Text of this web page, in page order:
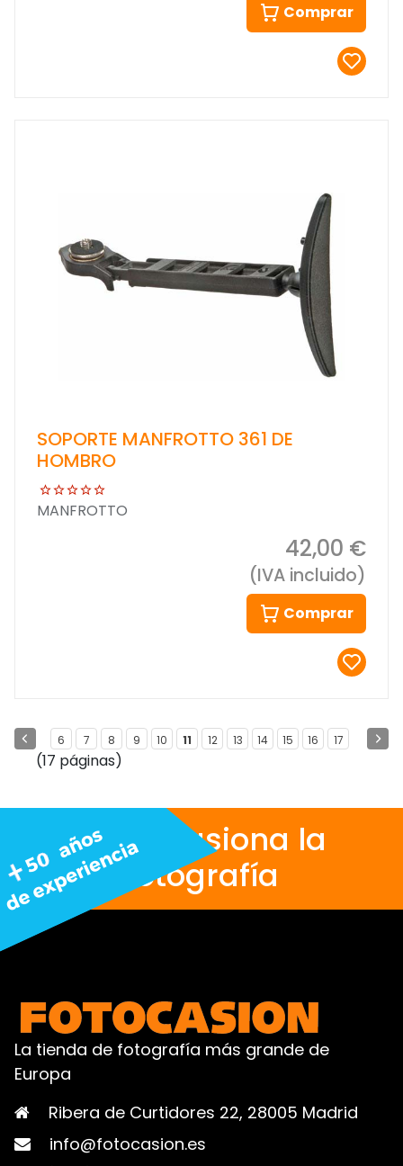
Comprar
SOPORTE MANFROTTO 361 DE
HOMBRO
MANFROTTO
42,00 €
(IVA incluido)
Comprar
6 7 8 9 10 11 12 13 14 15 16 17
(17 páginas)
Nos apasiona la
fotografía
La tienda de fotografía más grande de
Europa
Ribera de Curtidores 22, 28005 Madrid
info@fotocasion.es